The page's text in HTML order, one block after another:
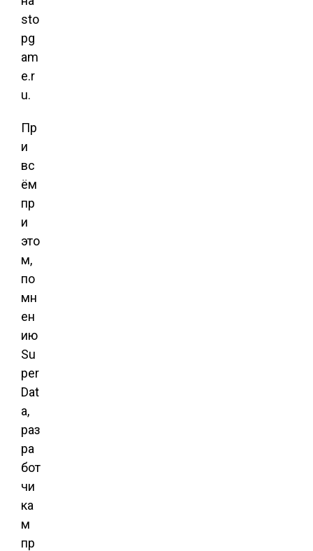
sto
pg
am
e.r
u.
Пр
и
вс
ём
пр
и
это
м,
по
мн
ен
ию
Su
per
Dat
a,
раз
ра
бот
чи
ка
м
пр